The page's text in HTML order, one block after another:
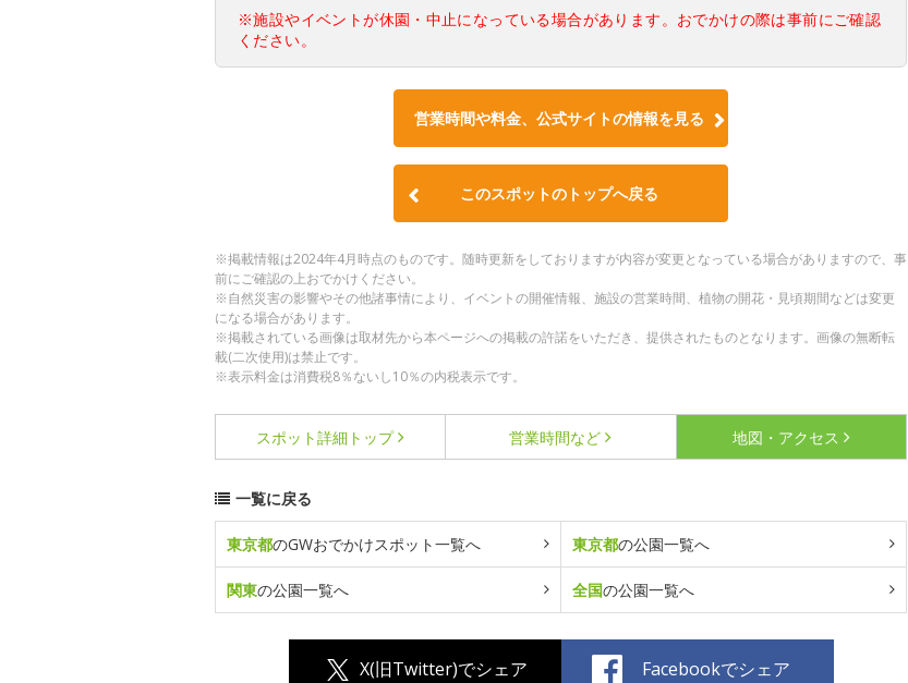
※施設やイベントが休園・中止になっている場合があります。おでかけの際は事前にご確認
ください。
営業時間や料金、公式サイトの情報を見る
このスポットのトップへ戻る
※掲載情報は2024年4月時点のものです。随時更新をしておりますが内容が変更となっている場合がありますので、事
前にご確認の上おでかけください。
※自然災害の影響やその他諸事情により、イベントの開催情報、施設の営業時間、植物の開花・見頃期間などは変更
になる場合があります。
※掲載されている画像は取材先から本ページへの掲載の許諾をいただき、提供されたものとなります。画像の無断転
載(二次使用)は禁止です。
※表示料金は消費税8％ないし10％の内税表示です。
スポット詳細 トップ 営業時間など 地図・アクセス
一覧に戻る
東京都のGWおでかけスポット一覧へ 東京都の公園一覧へ
関東の公園一覧へ 全国の公園一覧へ
X(旧Twitter)でシェア Facebookでシェア